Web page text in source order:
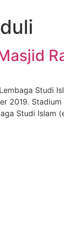
Studi
2019.
Studi Islam